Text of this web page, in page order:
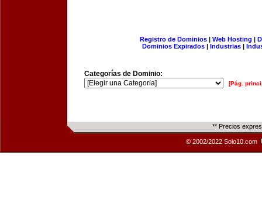
Registro de Dominios| Web Hosting |
Dominios Expirados | Industrias |
Categorías de Dominio:
[Pág.
** Precios
© 2002/2022 Solo10.com